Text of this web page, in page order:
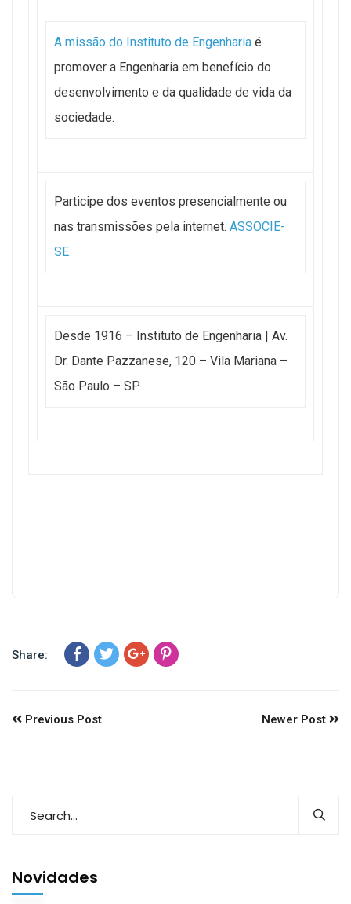
A missão do Instituto de Engenharia é
promover a Engenharia em benefício do
desenvolvimento e da qualidade de vida da
sociedade.
Participe dos eventos presencialmente ou
nas transmissões pela internet. ASSOCIE-
SE
Desde 1916 – Instituto de Engenharia | Av.
Dr. Dante Pazzanese, 120 – Vila Mariana –
São Paulo – SP
Share:
Previous Post Newer Post
Novidades